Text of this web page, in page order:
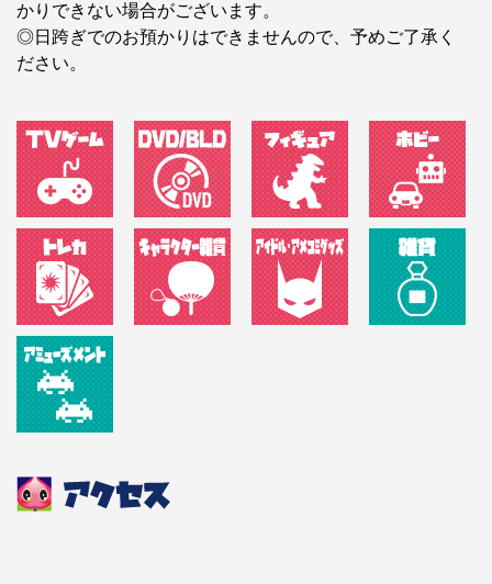
かりできない場合がございます。
◎日跨ぎでのお預かりはできませんので、予めご了承く
ださい。